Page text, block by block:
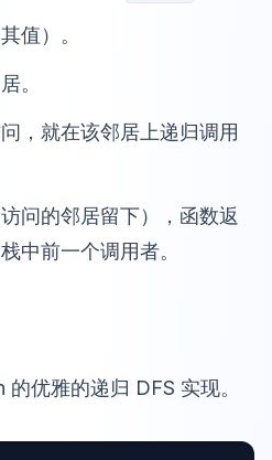
值）。
。
，就在该邻居上递归调用
问的邻居留下），函数返
中前一个调用者。
优雅的递归 DFS 实现。